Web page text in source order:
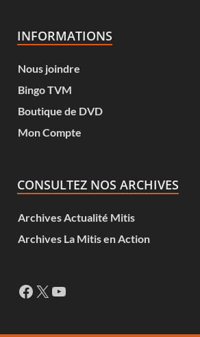
INFORMATIONS
Nous joindre
Bingo TVM
Boutique de DVD
Mon Compte
CONSULTEZ NOS ARCHIVES
Archives Actualité Mitis
Archives La Mitis en Action